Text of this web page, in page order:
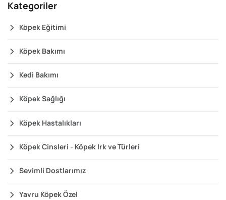
Kategoriler
Köpek Eğitimi
Köpek Bakımı
Kedi Bakımı
Köpek Sağlığı
Köpek Hastalıkları
Köpek Cinsleri - Köpek Irk ve Türleri
Sevimli Dostlarımız
Yavru Köpek Özel